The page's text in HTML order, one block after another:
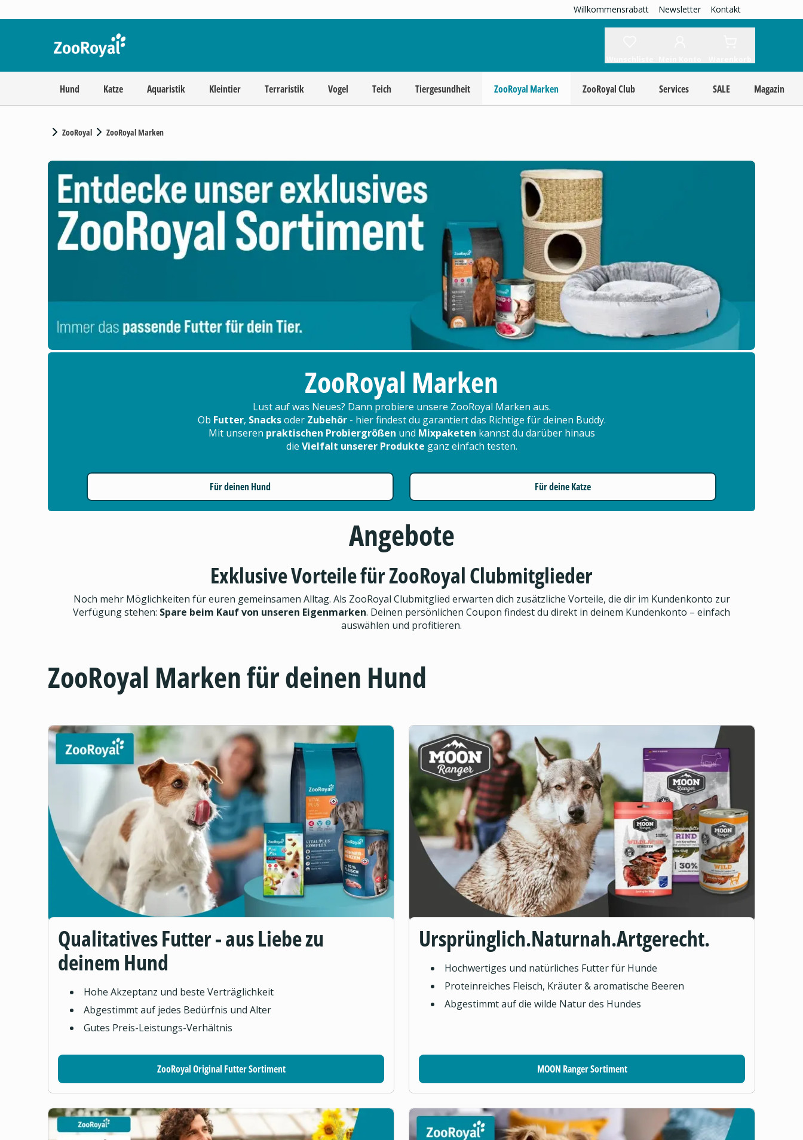
Willkommensrabatt Newsletter Kontakt
Hund Katze Aquaristik Kleintier Terraristik Vogel Teich Tiergesundheit ZooRoyal Marken ZooRoyal Club Services SALE Magazin
ZooRoyal ZooRoyal Marken
ZooRoyal Marken
Lust auf was Neues? Dann probiere unsere ZooRoyal Marken aus.
Ob Futter, Snacksoder Zubehör - hier findest du garantiert das Richtige für deinen Buddy.
Mit unseren praktischen Probiergrößen und Mixpaketen kannst du darüber hinaus
die Vielfalt unserer Produkte ganz einfach testen.
Für deinen Hund Für deine Katze
Angebote
Exklusive Vorteile für ZooRoyal Clubmitglieder
Noch mehr Möglichkeiten für euren gemeinsamen Alltag. Als ZooRoyal Clubmitglied erwarten dich zusätzliche Vorteile, die dir im Kundenkonto zur
Verfügung stehen: Spare beim Kauf von unseren Eigenmarken. Deinen persönlichen Coupon findest du direkt in deinem Kundenkonto – einfach
auswählen und profitieren.
ZooRoyal Marken für deinen Hund
Qualitatives Futter - aus Liebe zu
deinem Hund
Hohe Akzeptanz und beste Verträglichkeit
Abgestimmt auf jedes Bedürfnis und Alter
Gutes Preis-Leistungs-Verhältnis
ZooRoyal Original Futter Sortiment
Ursprünglich.Naturnah.Artgerecht.
Hochwertiges und natürliches Futter für Hunde
Proteinreiches Fleisch, Kräuter & aromatische Beeren
Abgestimmt auf die wilde Natur des Hundes
MOON Ranger Sortiment